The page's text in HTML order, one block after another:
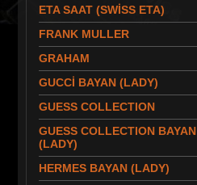
ETA SAAT (SWİSS ETA)
FRANK MULLER
GRAHAM
GUCCİ BAYAN (LADY)
GUESS COLLECTION
GUESS COLLECTION BAYAN
(LADY)
HERMES BAYAN (LADY)